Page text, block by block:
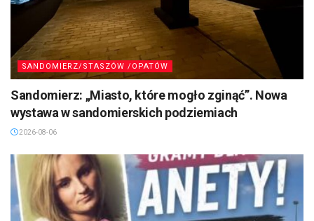
SANDOMIERZ/STASZÓW /OPATÓW
Sandomierz: „Miasto, które mogło zginąć”. Nowa
wystawa w sandomierskich podziemiach
2026-08-06